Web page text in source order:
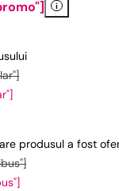
i
produsul a fost